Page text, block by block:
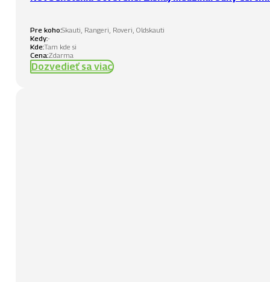
Pre koho:Skauti, Rangeri, Roveri, Oldskauti
Kedy:-
Kde:Tam kde si
Cena:Zdarma
Dozvedieť sa viac